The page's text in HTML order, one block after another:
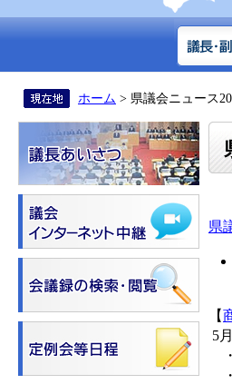
ホーム > 県議会ニュース
県
【
5